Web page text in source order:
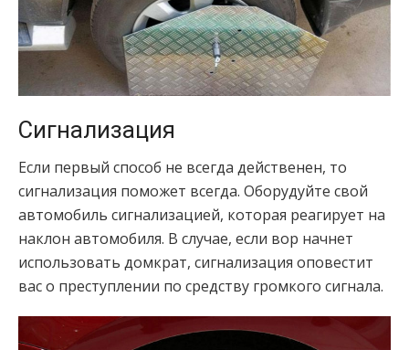
Сигнализация
Если первый способ не всегда действенен, то
сигнализация поможет всегда. Оборудуйте свой
автомобиль сигнализацией, которая реагирует на
наклон автомобиля. В случае, если вор начнет
использовать домкрат, сигнализация оповестит
вас о преступлении по средству громкого сигнала.